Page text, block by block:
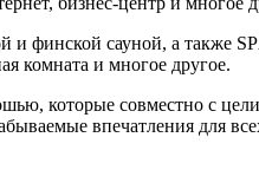
и финской сауной, а также
комната и многое другое.
которые совместно с
впечатления для